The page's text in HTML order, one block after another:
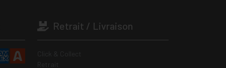
Retrait / Livraison